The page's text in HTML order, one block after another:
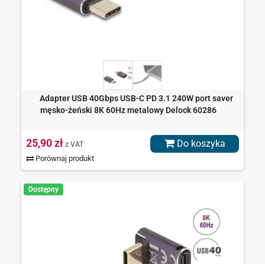
Adapter USB 40Gbps USB-C PD 3.1 240W port saver
męsko-żeński 8K 60Hz metalowy Delock 60286
25,90 zł z VAT
Porównaj produkt
Do koszyka
Dostępny